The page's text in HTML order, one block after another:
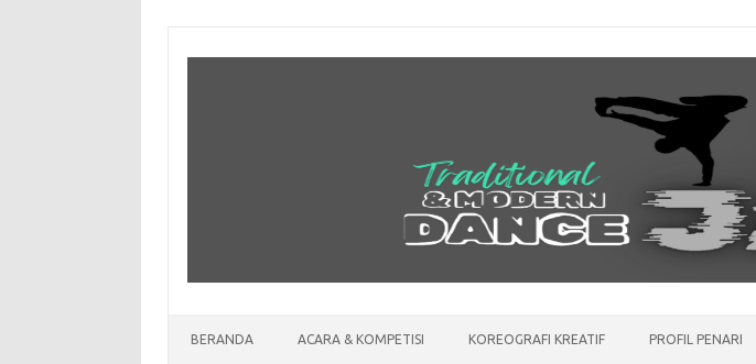
BERANDA ACARA & KOMPETISI KOREOGRAFI KREATIF PROFIL PENARI